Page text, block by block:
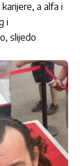
a alfa i
i
slijedo